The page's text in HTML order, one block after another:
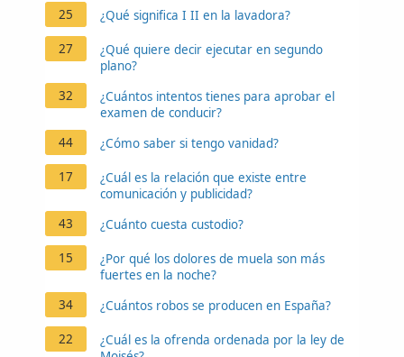
25 ¿Qué significa I II en la lavadora?
27
¿Qué quiere decir ejecutar en segundo
plano?
32
¿Cuántos intentos tienes para aprobar el
examen de conducir?
44
¿Cómo saber si tengo vanidad?
17
¿Cuál es la relación que existe entre
comunicación y publicidad?
43
¿Cuánto cuesta custodio?
15
¿Por qué los dolores de muela son más
fuertes en la noche?
34
¿Cuántos robos se producen en España?
22
¿Cuál es la ofrenda ordenada por la ley de